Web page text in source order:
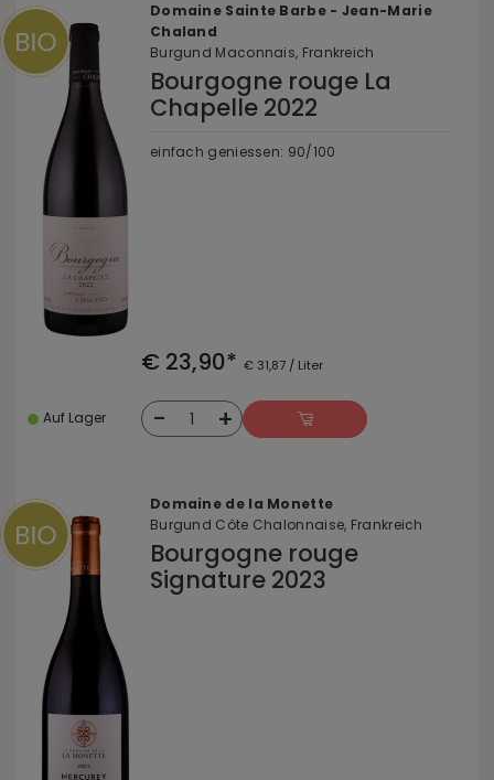
Domaine Sainte Barbe - Jean-Marie
Chaland
Burgund Maconnais, Frankreich
Bourgogne rouge La
Chapelle 2022
einfach geniessen: 90/100
€ 23,90* € 31,87 / Liter
Auf Lager - 1 +
Domaine de la Monette
Burgund Côte Chalonnaise, Frankreich
Bourgogne rouge
Signature 2023